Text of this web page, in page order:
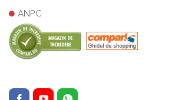
ANPC